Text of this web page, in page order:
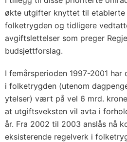
økte utgifter knyttet til etablerte
folketrygden og tidligere
avgiftslettelser som preger
budsjettforslag.
I femårsperioden 1997-2001 har
i folketrygden (utenom
ytelser) vært på vel 6 mrd.
at utgiftsveksten vil avta i
år. Fra 2002 til 2003 anslås nå
eksisterende regelverk i